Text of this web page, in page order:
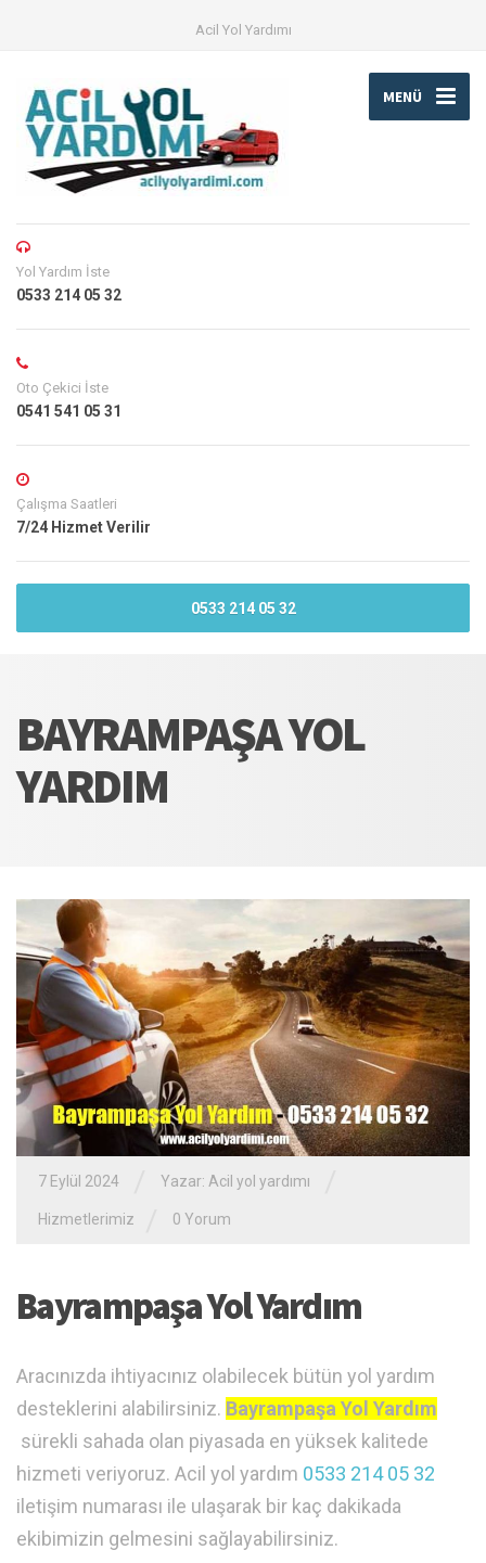
Acil Yol Yardımı
MENÜ
Yol Yardım İste
0533 214 05 32
Oto Çekici İste
0541 541 05 31
Çalışma Saatleri
7/24 Hizmet Verilir
0533 214 05 32
BAYRAMPAŞA YOL
YARDIM
7 Eylül 2024 Yazar: Acil yol yardımı
Hizmetlerimiz 0 Yorum
Bayrampaşa Yol Yardım
Aracınızda ihtiyacınız olabilecek bütün yol yardım
desteklerini alabilirsiniz. Bayrampaşa Yol Yardım
sürekli sahada olan piyasada en yüksek kalitede
hizmeti veriyoruz. Acil yol yardım 0533 214 05 32
iletişim numarası ile ulaşarak bir kaç dakikada
ekibimizin gelmesini sağlayabilirsiniz.